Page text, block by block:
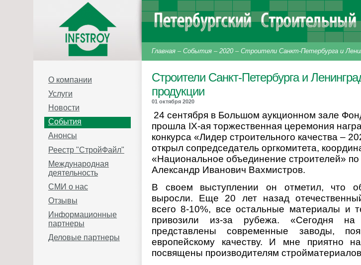
Строители Санкт-Петербурга и
продукции
01 октября 2020
24 сентября в Большом аукционном зале
прошла IX-ая торжественная церемония
конкурса «Лидер строительного качества –
открыл сопредседатель оргкомитета,
«Национальное объединение строителей» по
Александр Иванович Вахмистров.
В своем выступлении он отметил, что
выросли. Еще 20 лет назад
всего 8-10%, все остальные материалы и
привозили из-за рубежа. «Сегодня на
представлены современные заводы,
европейскому качеству. И мне приятно
посвящены производителям
Главная– События– 2020– Строители Санкт-Петербурга и
О компании
Услуги
Новости
События
Анонсы
Реестр "СтройФайл"
Международная
деятельность
СМИ о нас
Отзывы
Информационные
партнеры
Деловые партнеры